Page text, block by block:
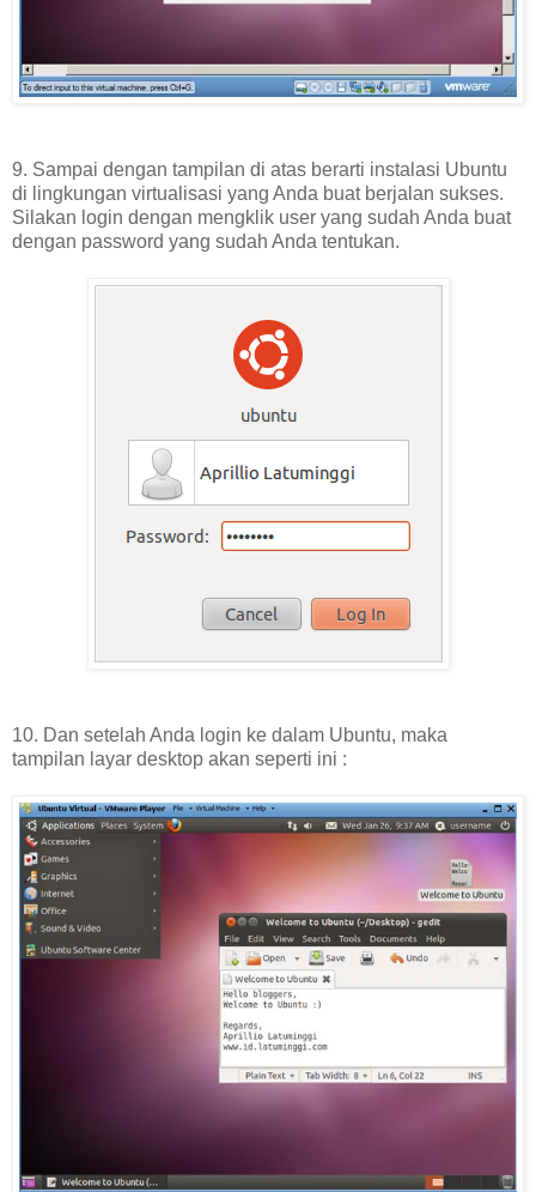
9. Sampai dengan tampilan di atas berarti instalasi Ubuntu
di lingkungan virtualisasi yang Anda buat berjalan sukses.
Silakan login dengan mengklik user yang sudah Anda buat
dengan password yang sudah Anda tentukan.
10. Dan setelah Anda login ke dalam Ubuntu, maka
tampilan layar desktop akan seperti ini :